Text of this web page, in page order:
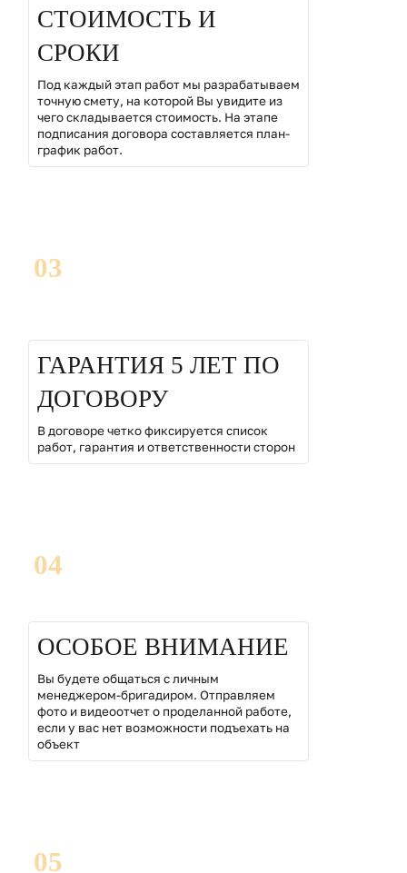
СТОИМОСТЬ И
СРОКИ
Под каждый этап работ мы разрабатываем
точную смету, на которой Вы увидите из
чего складывается стоимость. На этапе
подписания договора составляется план-
график работ.
03
ГАРАНТИЯ 5 ЛЕТ ПО
ДОГОВОРУ
В договоре четко фиксируется список
работ, гарантия и ответственности сторон
04
ОСОБОЕ ВНИМАНИЕ
Вы будете общаться с личным
менеджером-бригадиром. Отправляем
фото и видеоотчет о проделанной работе,
если у вас нет возможности подъехать на
объект
05